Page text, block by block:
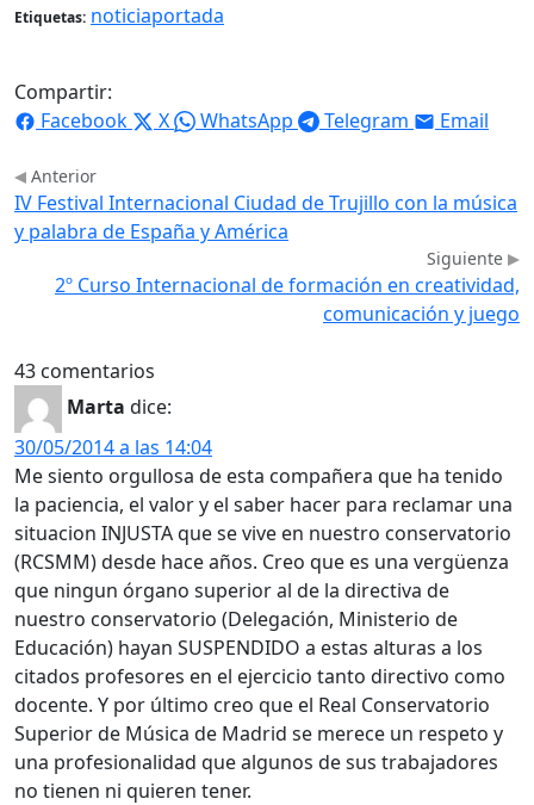
Etiquetas: noticiaportada
Compartir:
Facebook
X WhatsApp Telegram Email
Anterior
IV Festival Internacional Ciudad de Trujillo con la música
y palabra de España y América
Siguiente
2º Curso Internacional de formación en creatividad,
comunicación y juego
43 comentarios
Marta dice:
30/05/2014 a las 14:04
Me siento orgullosa de esta compañera que ha tenido
la paciencia, el valor y el saber hacer para reclamar una
situacion INJUSTA que se vive en nuestro conservatorio
(RCSMM) desde hace años. Creo que es una vergüenza
que ningun órgano superior al de la directiva de
nuestro conservatorio (Delegación, Ministerio de
Educación) hayan SUSPENDIDO a estas alturas a los
citados profesores en el ejercicio tanto directivo como
docente. Y por último creo que el Real Conservatorio
Superior de Música de Madrid se merece un respeto y
una profesionalidad que algunos de sus trabajadores
no tienen ni quieren tener.